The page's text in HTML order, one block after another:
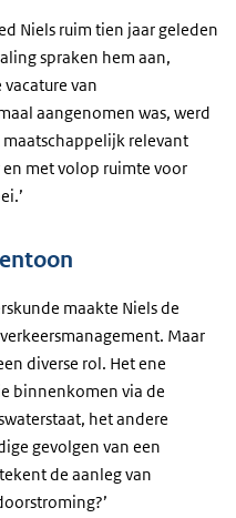
Niels ruim tien jaar geleden
spraken hem aan,
van
aangenomen was, werd
relevant
met volop ruimte voor
maakte Niels de
Maar
diverse rol. Het ene
binnenkomen via de
het andere
gevolgen van een
de aanleg van